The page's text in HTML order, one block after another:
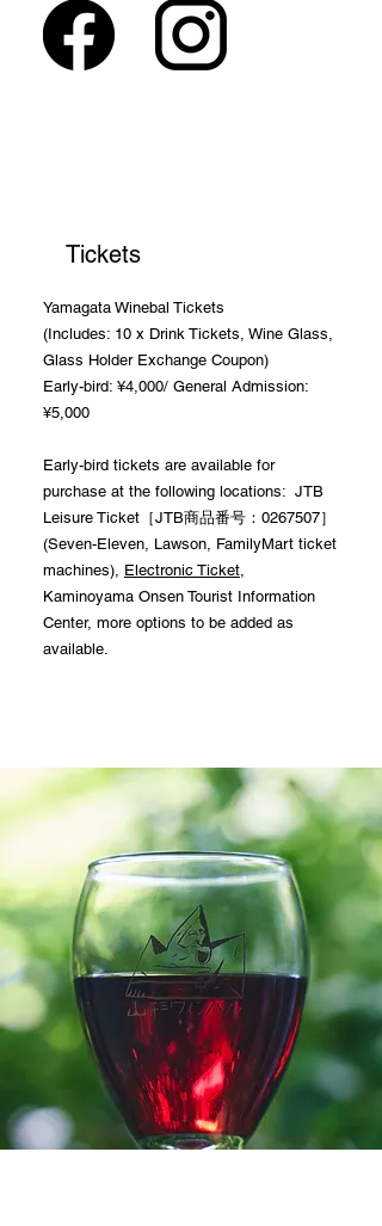
Tickets
Yamagata Winebal Tickets
(Includes: 10 x Drink Tickets, Wine Glass,
Glass Holder Exchange Coupon)
Early-bird: ¥4,000/ General Admission:
¥5,000
Early-bird tickets are available for
purchase at the following locations: JTB
Leisure Ticket［JTB商品番号：0267507］
(Seven-Eleven, Lawson, FamilyMart ticket
machines), Electronic Ticket,
Kaminoyama Onsen Tourist Information
Center, more options to be added as
available.